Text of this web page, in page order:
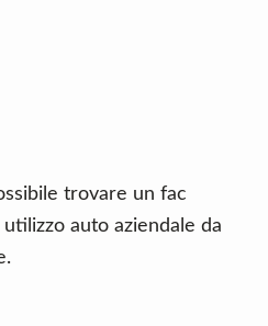
trovare un fac
auto aziendale da